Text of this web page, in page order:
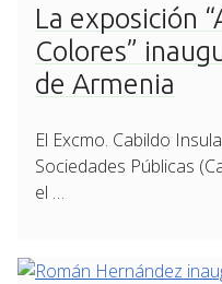
La exposición
Colores”
de Armenia
El Excmo. Cabildo
Sociedades Públicas
el …